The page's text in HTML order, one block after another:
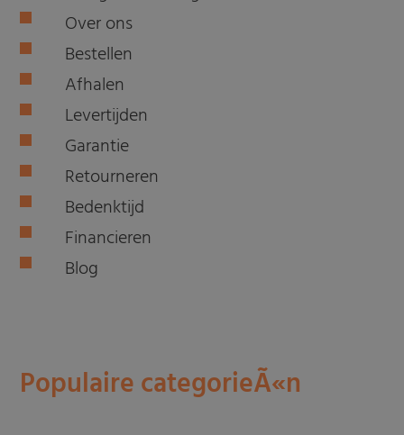
Over ons
Bestellen
Afhalen
Levertijden
Garantie
Retourneren
Bedenktijd
Financieren
Blog
Populaire categorieÃ«n